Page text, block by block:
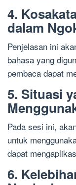
4.
dalam
Penjelasan ini
bahasa yang
pembaca dapat
5. Situasi
Pada sesi ini,
untuk
dapat
6.